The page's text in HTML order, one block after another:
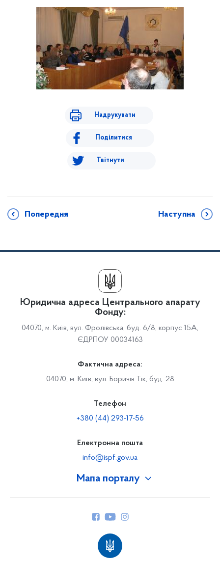
Надрукувати
Поділитися
Твітнути
Попередня Наступна
Мапа порталу
Юридична адреса Центрального апарату
Фонду:
04070, м. Київ, вул. Фролівська, буд. 6/8, корпус 15А,
ЄДРПОУ 00034163
Фактична адреса:
04070, м. Київ, вул. Боричів Тік, буд. 28
Телефон
+380 (44) 293-17-56
Електронна пошта
info@ispf.gov.ua